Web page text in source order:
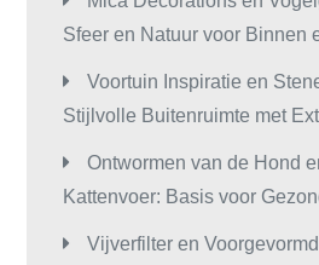
Sfeer en Natuur voor Binnen
Voortuin Inspiratie en
Stijlvolle Buitenruimte met
Ontwormen van de Hond
Kattenvoer: Basis voor
Vijverfilter en